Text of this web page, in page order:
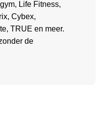
Life Fitness,
Cybex,
TRUE en meer.
de